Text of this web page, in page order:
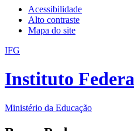
Acessibilidade
Alto contraste
Mapa do site
IFG
Instituto
Ministério da Educação